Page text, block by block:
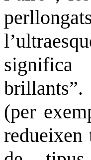
significa
(per